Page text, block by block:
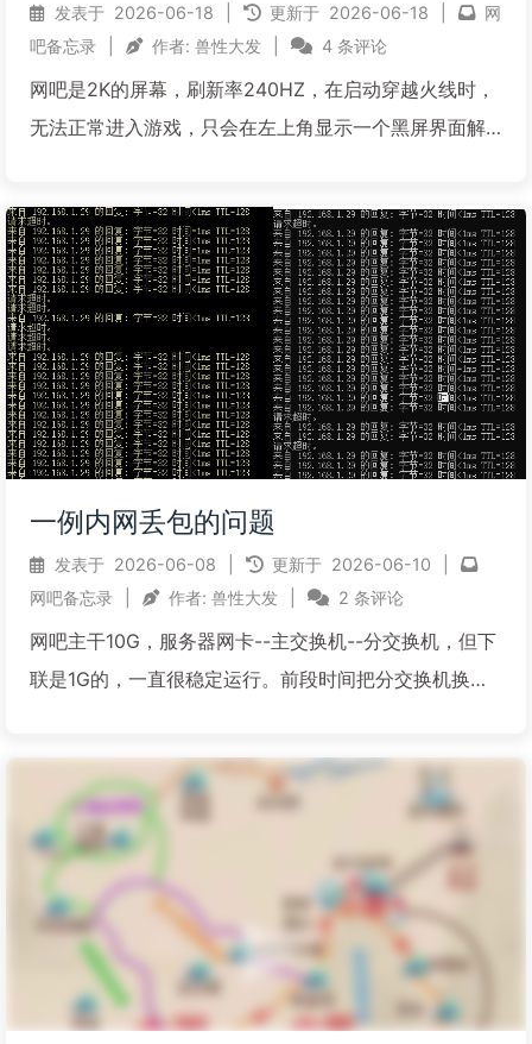
发表于 2026-06-18 更新于 2026-06-18
网
吧备忘录
作者: 兽性大发 4 条评论
网吧是2K的屏幕，刷新率240HZ，在启动穿越火线时，
无法正常进入游戏，只会在左上角显示一个黑屏界面解
越火线\X64，找到crossfire.exe，再右键crossfire.exe-
-属性--兼容性...
阅读全文...
一例内网丢包的问题
发表于 2026-06-08 更新于 2026-06-10
网吧备忘录
作者: 兽性大发 2 条评论
网吧主干10G，服务器网卡--主交换机--分交换机，但下
联是1G的，一直很稳定运行。前段时间把分交换机换为
脑，部分是集成2.5G网卡，部分还是1G的网卡。安装好
后，两种网卡测试都算正常。只是2.5G网卡...
阅读全文...